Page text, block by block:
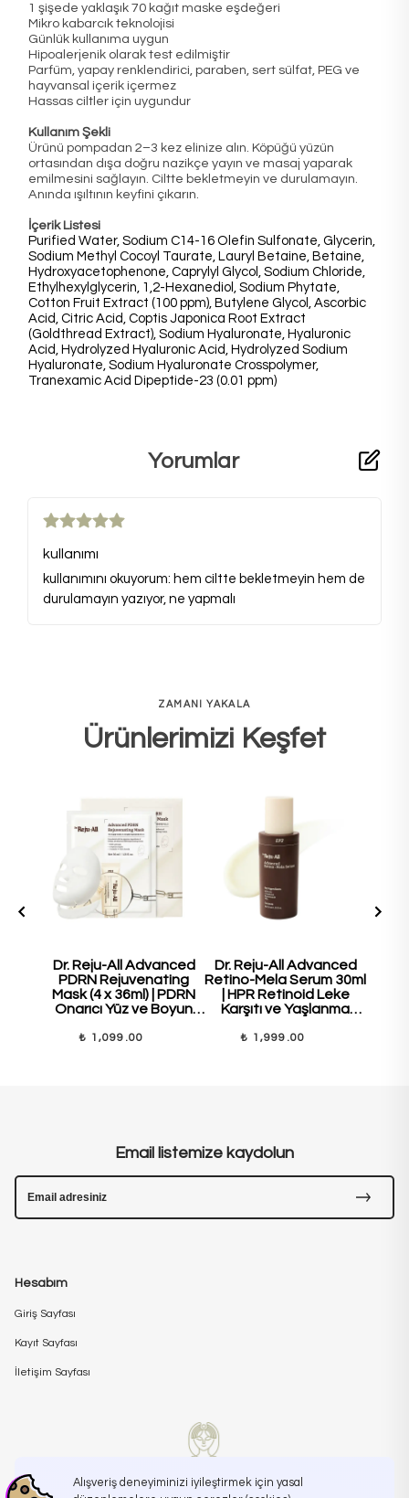
Alışveriş deneyiminizi iyileştirmek için yasal
1 şişede yaklaşık 70 kağıt maske eşdeğeri
Mikro kabarcık teknolojisi
Günlük kullanıma uygun
Hipoalerjenik olarak test edilmiştir
Parfüm, yapay renklendirici, paraben, sert sülfat, PEG ve
hayvansal içerik içermez
Hassas ciltler için uygundur
Kullanım Şekli
Ürünü pompadan 2–3 kez elinize alın. Köpüğü yüzün
ortasından dışa doğru nazikçe yayın ve masaj yaparak
emilmesini sağlayın. Ciltte bekletmeyin ve durulamayın.
Anında ışıltının keyfini çıkarın.
İçerik Listesi
Purified Water, Sodium C14-16 Olefin Sulfonate, Glycerin,
Sodium Methyl Cocoyl Taurate, Lauryl Betaine, Betaine,
Hydroxyacetophenone, Caprylyl Glycol, Sodium Chloride,
Ethylhexylglycerin, 1,2-Hexanediol, Sodium Phytate,
Cotton Fruit Extract (100 ppm), Butylene Glycol, Ascorbic
Acid, Citric Acid, Coptis Japonica Root Extract
(Goldthread Extract), Sodium Hyaluronate, Hyaluronic
Acid, Hydrolyzed Hyaluronic Acid, Hydrolyzed Sodium
Hyaluronate, Sodium Hyaluronate Crosspolymer,
Tranexamic Acid Dipeptide-23 (0.01 ppm)
Yorumlar
kullanımı
kullanımını okuyorum: hem ciltte bekletmeyin hem de
durulamayın yazıyor, ne yapmalı
ZAMANI YAKALA
Ürünlerimizi Keşfet
Dr. Reju-All Advanced
PDRN Rejuvenating
Mask (4 x 36ml) | PDRN
Onarıcı Yüz ve Boyun
₺ 1,099.00
Dr. Reju-All Advanced
Retino-Mela Serum 30ml
| HPR Retinoid Leke
Karşıtı ve Yaşlanma
₺ 1,999.00
Hesabım
Giriş Sayfası
Kayıt Sayfası
İletişim Sayfası
Email listemize kaydolun